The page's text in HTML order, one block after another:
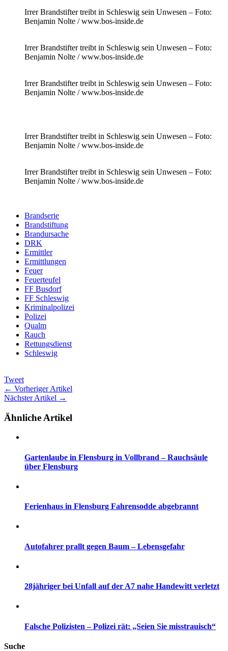
Irrer Brandstifter treibt in Schleswig sein Unwesen – Foto:
Benjamin Nolte / www.bos-inside.de
Irrer Brandstifter treibt in Schleswig sein Unwesen – Foto:
Benjamin Nolte / www.bos-inside.de
Irrer Brandstifter treibt in Schleswig sein Unwesen – Foto:
Benjamin Nolte / www.bos-inside.de
Irrer Brandstifter treibt in Schleswig sein Unwesen – Foto:
Benjamin Nolte / www.bos-inside.de
Irrer Brandstifter treibt in Schleswig sein Unwesen – Foto:
Benjamin Nolte / www.bos-inside.de
Brandserie
Brandstiftung
Brandursache
DRK
Ermittler
Ermittlungen
Feuer
Feuerteufel
FF Busdorf
FF Schleswig
Kriminalpolizei
Polizei
Qualm
Rauch
Rettungsdienst
Schleswig
Tweet
← Vorheriger Artikel
Nächster Artikel →
Ähnliche Artikel
Gartenlaube in Flensburg in Vollbrand – Rauchsäule
über Flensburg
Ferienhaus in Flensburg Fahrensodde abgebrannt
Autofahrer prallt gegen Baum – Lebensgefahr
28jähriger bei Unfall auf der A7 nahe Handewitt verletzt
Falsche Polizisten – Polizei rät: „Seien Sie misstrauisch“
Suche